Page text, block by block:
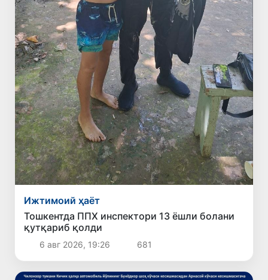
Ижтимоий ҳаёт
Тошкентда ППХ инспектори 13 ёшли болани
қутқариб қолди
6 авг 2026, 19:26 681